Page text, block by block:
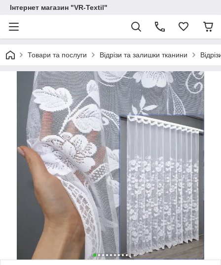
Інтернет магазин "VR-Textil"
Товари та послуги Відрізи та залишки тканини